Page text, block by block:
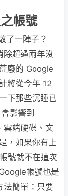
帳號
了一陣子？
除超過兩年沒
廢的 Google
將從今年 12
下那些沉睡已
影響到
雲端硬碟、文
，如果你有上
號就不在這次
帳號也是
法簡單：只要